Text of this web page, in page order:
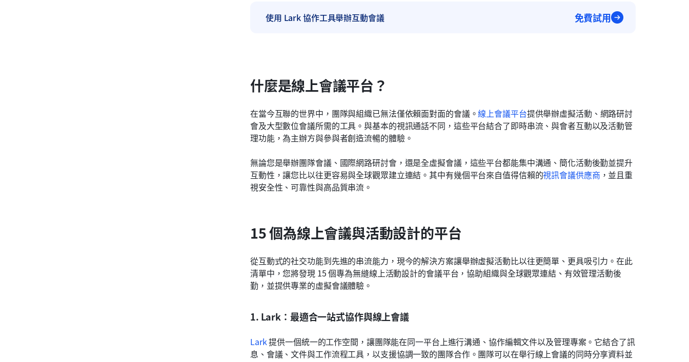
使用 Lark 協作工具舉辦互動會議 免費試用
什麼是線上會議平台？
在當今互聯的世界中，團隊與組織已無法僅依賴面對面的會議。線上會議平台提供舉辦虛擬活動、網路研討
會及大型數位會議所需的工具。與基本的視訊通話不同，這些平台結合了即時串流、與會者互動以及活動管
理功能，為主辦方與參與者創造流暢的體驗。
無論您是舉辦團隊會議、國際網路研討會，還是全虛擬會議，這些平台都能集中溝通、簡化活動後勤並提升
互動性，讓您比以往更容易與全球觀眾建立連結。其中有幾個平台來自值得信賴的視訊會議供應商 ，並且重
視安全性、可靠性與高品質串流。
15 個為線上會議與活動設計的平台
從互動式的社交功能到先進的串流能力，現今的解決方案讓舉辦虛擬活動比以往更簡單、更具吸引力。在此
清單中，您將發現 15 個專為無縫線上活動設計的會議平台，協助組織與全球觀眾連結、有效管理活動後
勤，並提供專業的虛擬會議體驗。
1. Lark：最適合一站式協作與線上會議
Lark 提供一個統一的工作空間，讓團隊能在同一平台上進行溝通、協作編輯文件以及管理專案。它結合了訊
息、會議、文件與工作流程工具，以支援協調一致的團隊合作。團隊可以在舉行線上會議的同時分享資料並